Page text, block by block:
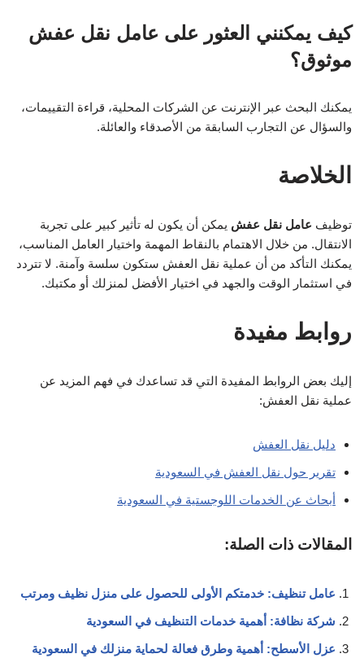
كيف يمكنني العثور على عامل نقل عفش
موثوق؟
يمكنك البحث عبر الإنترنت عن الشركات المحلية، قراءة التقييمات،
والسؤال عن التجارب السابقة من الأصدقاء والعائلة.
الخلاصة
توظيف عامل نقل عفش يمكن أن يكون له تأثير كبير على تجربة
الانتقال. من خلال الاهتمام بالنقاط المهمة واختيار العامل المناسب،
يمكنك التأكد من أن عملية نقل العفش ستكون سلسة وآمنة. لا تتردد
في استثمار الوقت والجهد في اختيار الأفضل لمنزلك أو مكتبك.
روابط مفيدة
إليك بعض الروابط المفيدة التي قد تساعدك في فهم المزيد عن
عملية نقل العفش:
دليل نقل العفش
تقرير حول نقل العفش في السعودية
أبحاث عن الخدمات اللوجستية في السعودية
المقالات ذات الصلة:
عامل تنظيف: خدمتكم الأولى للحصول على منزل نظيف ومرتب
شركة نظافة: أهمية خدمات التنظيف في السعودية
عزل الأسطح: أهمية وطرق فعالة لحماية منزلك في السعودية